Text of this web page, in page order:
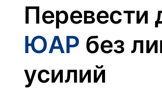
Перевести
ЮАР без
усилий